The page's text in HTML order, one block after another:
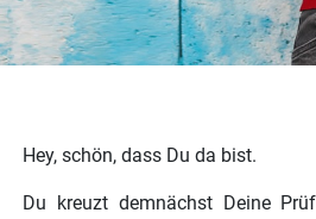
Hey, schön, dass Du da bist.
Du kreuzt demnächst Deine